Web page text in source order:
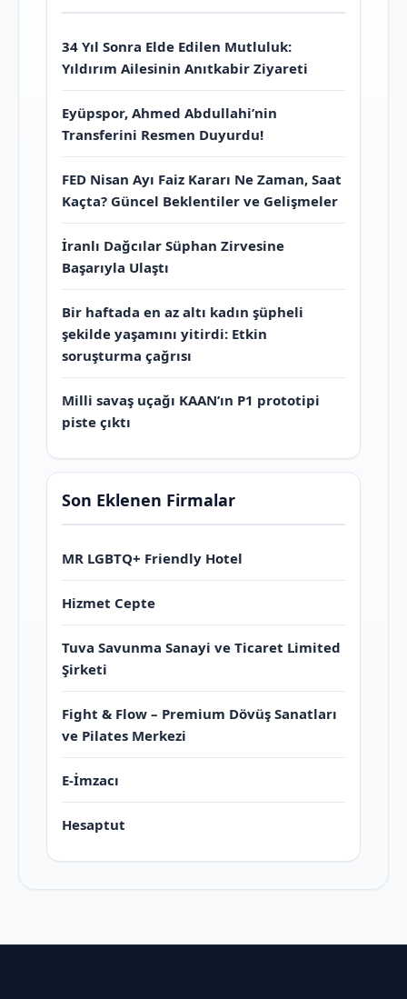
34 Yıl Sonra Elde Edilen Mutluluk:
Yıldırım Ailesinin Anıtkabir Ziyareti
Eyüpspor, Ahmed Abdullahi’nin
Transferini Resmen Duyurdu!
FED Nisan Ayı Faiz Kararı Ne Zaman, Saat
Kaçta? Güncel Beklentiler ve Gelişmeler
İranlı Dağcılar Süphan Zirvesine
Başarıyla Ulaştı
Bir haftada en az altı kadın şüpheli
şekilde yaşamını yitirdi: Etkin
soruşturma çağrısı
Milli savaş uçağı KAAN’ın P1 prototipi
piste çıktı
Son Eklenen Firmalar
MR LGBTQ+ Friendly Hotel
Hizmet Cepte
Tuva Savunma Sanayi ve Ticaret Limited
Şirketi
Fight & Flow – Premium Dövüş Sanatları
ve Pilates Merkezi
E-İmzacı
Hesaptut